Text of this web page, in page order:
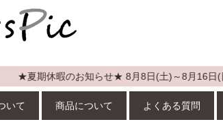
期休暇のお知らせ★ 8月8日(土)～8月16日(日)は
いて 商品について よくある質問